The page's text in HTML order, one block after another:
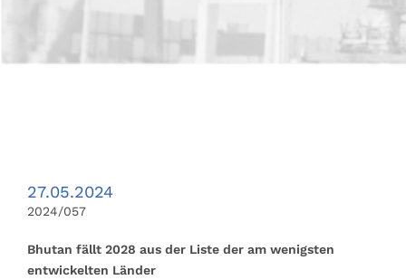
27.05.2024
2024/057
Bhutan fällt 2028 aus der Liste der am wenigsten
entwickelten Länder